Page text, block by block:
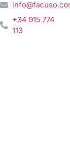
+34 915 774
113